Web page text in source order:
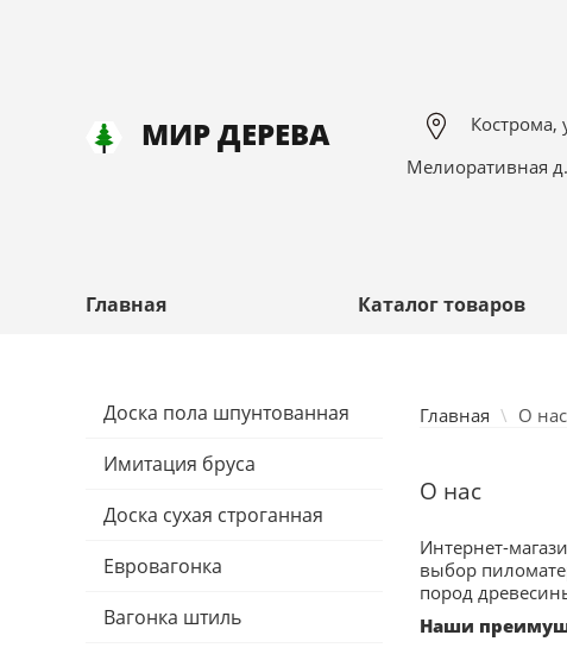
МИР ДЕРЕВА
Кострома,
Мелиоративная
Главная Каталог товаров
Доска пола шпунтованная
Имитация бруса
Доска сухая строганная
Евровагонка
Вагонка штиль
Главная \ О нас
О нас
Интернет-
выбор
пород
Наши